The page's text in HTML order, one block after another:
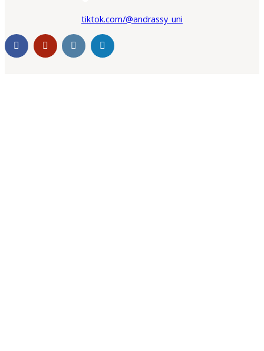
tiktok.com/@andrassy_uni